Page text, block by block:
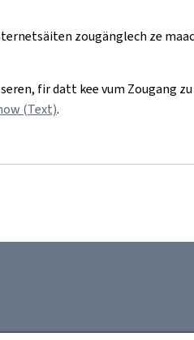
zougänglech ze
fir datt kee vum Zougang
(Text).